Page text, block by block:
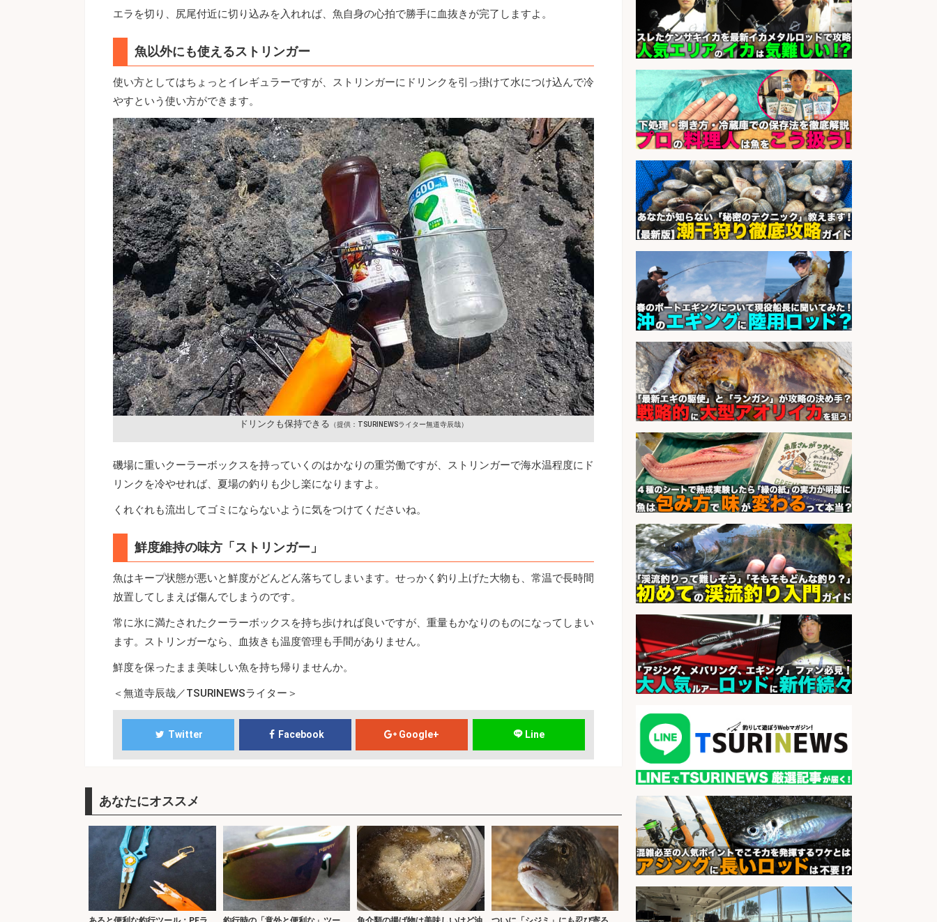
エラを切り、尻尾付近に切り込みを入れれば、魚自身の心拍で勝手に血抜きが完了しますよ。
魚以外にも使えるストリンガー
使い方としてはちょっとイレギュラーですが、ストリンガーにドリンクを引っ掛けて水につけ込んで冷
やすという使い方ができます。
ドリンクも保持できる （提供：TSURINEWSライター無道寺辰哉）
磯場に重いクーラーボックスを持っていくのはかなりの重労働ですが、ストリンガーで海水温程度にド
リンクを冷やせれば、夏場の釣りも少し楽になりますよ。
くれぐれも流出してゴミにならないように気をつけてくださいね。
鮮度維持の味方「ストリンガー」
魚はキープ状態が悪いと鮮度がどんどん落ちてしまいます。せっかく釣り上げた大物も、常温で長時間
放置してしまえば傷んでしまうのです。
常に氷に満たされたクーラーボックスを持ち歩ければ良いですが、重量もかなりのものになってしまい
ます。ストリンガーなら、血抜きも温度管理も手間がありません。
鮮度を保ったまま美味しい魚を持ち帰りませんか。
＜無道寺辰哉／TSURINEWSライター＞
Twitter Facebook Google+ Line
あなたにオススメ